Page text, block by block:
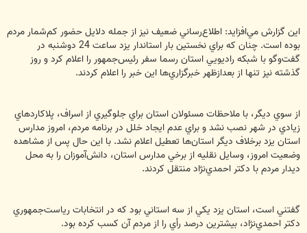
اين گزارش مي‌افزايد: اطلاع‌رساني ضعيف نيز از جمله دلايل حضور كم‌شمار مردم
بوده است. چنان كه براي نخستين بار استاندار يزد ساعت 24 دوشنبه در
گفت‌وگو با شبكه راديويي استان رسما سفر رئيس‌جمهور را اعلام كرد و روز
گذشته نيز تنها از بعدازظهر خبرگزاري‌ها اين خبر را اعلام كردند.
از سوي ديگر، با ملاحظات مسئولان استان براي جلوگيري از اسراف، پلاكاردهاي
زيادي در شهر نصب نشد و براي عدم ايجاد خلل در برنامه مردم، امروز مدارس
استان يزد برخلاف ديگر استان‌ها تعطيل اعلام نشد. با اين حال پس از مشاهده
وضعيت امروز، وسايل نقليه از برخي مدارس استان، دانش‌آموزان را به محل
ديدار مردم با دكتر احمدي‌نژاد منتقل كردند.
گفتني است، استان يزد يكي از سه استاني بود كه در انتخابات رياست‌جمهوري
دكتر احمدي‌نژاد، بيشترين درصد رأي را از مردم آن كسب كرده بود.